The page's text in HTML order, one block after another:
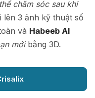
chăm sóc sau khi
lên 3 ảnh kỹ thuật số
và Habeeb Al
mớibằng 3D.